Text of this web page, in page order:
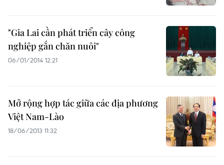
"Gia Lai cần phát triển cây công
nghiệp gắn chăn nuôi"
06/01/2014 12:21
Mở rộng hợp tác giữa các địa phương
Việt Nam-Lào
18/06/2013 11:32